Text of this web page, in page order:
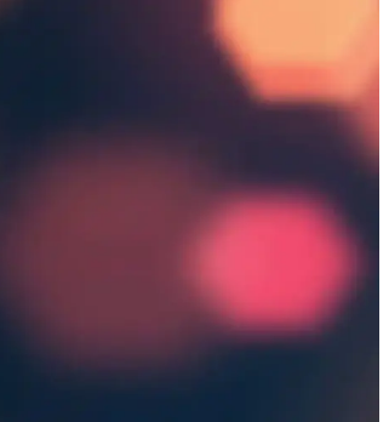
ürünlerle anlamlı bir hediye verme